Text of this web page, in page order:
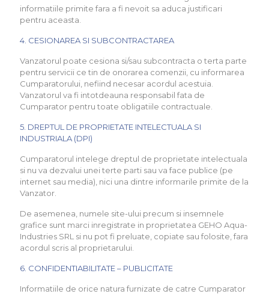
informatiile primite fara a fi nevoit sa aduca justificari
pentru aceasta.
4. CESIONAREA SI SUBCONTRACTAREA
Vanzatorul poate cesiona si/sau subcontracta o terta parte
pentru servicii ce tin de onorarea comenzii, cu informarea
Cumparatorului, nefiind necesar acordul acestuia.
Vanzatorul va fi intotdeauna responsabil fata de
Cumparator pentru toate obligatiile contractuale.
5. DREPTUL DE PROPRIETATE INTELECTUALA SI
INDUSTRIALA (DPI)
Cumparatorul intelege dreptul de proprietate intelectuala
si nu va dezvalui unei terte parti sau va face publice (pe
internet sau media), nici una dintre informarile primite de la
Vanzator.
De asemenea, numele site-ului precum si insemnele
grafice sunt marci inregistrate in proprietatea GEHO Aqua-
Industries SRL si nu pot fi preluate, copiate sau folosite, fara
acordul scris al proprietarului.
6. CONFIDENTIABILITATE – PUBLICITATE
Informatiile de orice natura furnizate de catre Cumparator